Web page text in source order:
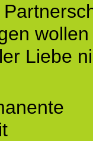
wollen
Liebe